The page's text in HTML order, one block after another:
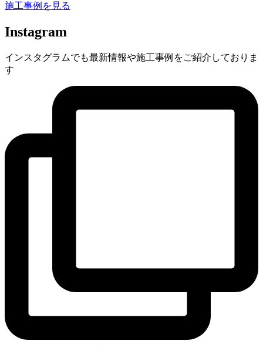
施工事例を見る
Instagram
インスタグラムでも最新情報や施工事例をご紹介しておりま
す